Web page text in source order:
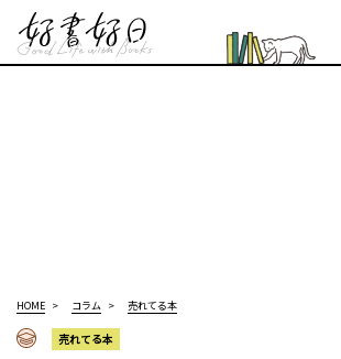
HOME コラム 売れてる本
売れてる本